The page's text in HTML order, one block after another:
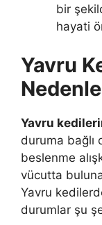
bir
hayati
Yavru
Yavru
duruma bağlı
beslenme
vücutta
Yavru
durumlar şu